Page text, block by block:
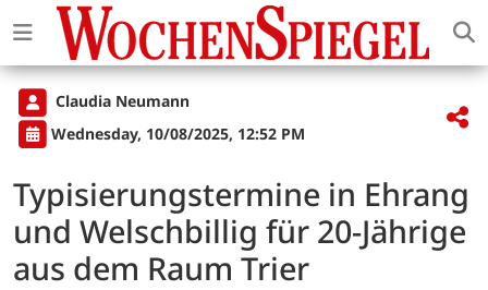
Claudia Neumann
Wednesday, 10/08/2025, 12:52 PM
Typisierungstermine in Ehrang
und Welschbillig für 20-Jährige
aus dem Raum Trier